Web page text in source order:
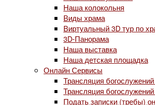
Наша колокольня
Виды храма
Виртуальный 3D тур по
3D-Панорама
Наша выставка
Наша детская площадка
Онлайн Сервисы
Трансляция
Трансляция
Подать записки (требы)